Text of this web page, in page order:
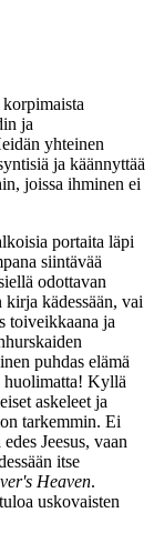
ja
yhteinen
ja käännyttää
joissa ihminen ei
portaita läpi
siintävää
odottavan
kirja kädessään, vai
toiveikkaana ja
puhdas elämä
huolimatta! Kyllä
askeleet ja
tarkemmin. Ei
Jeesus, vaan
itse
Heaven.
uskovaisten